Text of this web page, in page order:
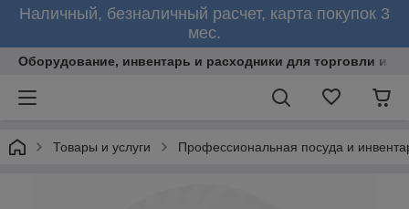
Наличный, безналичный расчет, карта покупок 3
мес.
Оборудование, инвентарь и расходники для торговли и
Товары и услуги Профессиональная посуда и